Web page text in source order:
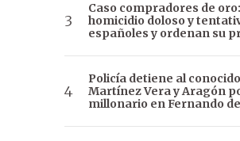
Caso compradores de
homicidio doloso y
españoles y ordenan su
Policía detiene al
Martínez Vera y Aragón
millonario en Fernando